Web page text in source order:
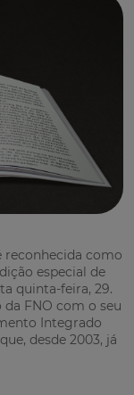
reconhecida como
especial de
quinta-feira, 29.
FNO com o seu
Integrado
desde 2003, já